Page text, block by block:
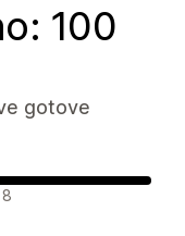
100
gotove
8